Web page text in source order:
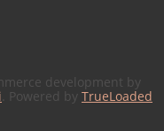
development by
. Powered by TrueLoaded